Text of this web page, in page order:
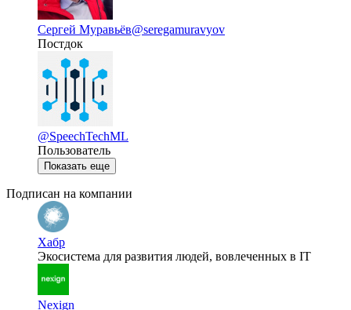
Сергей Муравьёв@seregamuravyov
Постдок
@SpeechTechML
Пользователь
Показать еще
Подписан на компании
Хабр
Экосистема для развития людей, вовлеченных в IT
Nexign